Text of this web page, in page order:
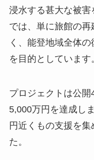
浸水する甚大な被害
では、単に旅館の
く、能登地域全体
を目的としています
プロジェクトは公
5,000万円を達成し
円近くもの支援を
た。